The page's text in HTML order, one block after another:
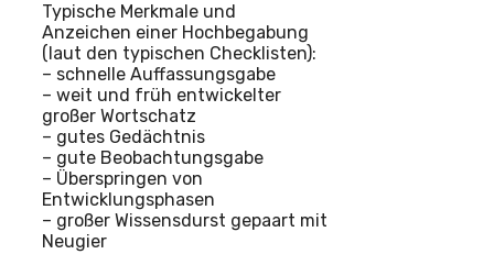
Typische Merkmale und
Anzeichen einer Hochbegabung
(laut den typischen Checklisten):
– schnelle Auffassungsgabe
– weit und früh entwickelter
großer Wortschatz
– gutes Gedächtnis
– gute Beobachtungsgabe
– Überspringen von
Entwicklungsphasen
– großer Wissensdurst gepaart mit
Neugier